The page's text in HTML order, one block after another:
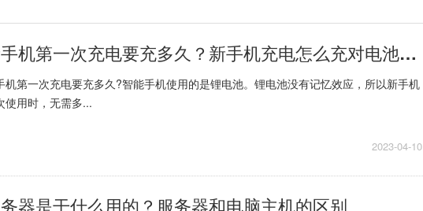
新手机第一次充电要充多久？新手机充电怎么充对电池好？
机第一次充电要充多久?智能手机使用的是锂电池。锂电池没有记忆效应，所以新手机
使用时，无需多...
2023-04-10
器是干什么用的？服务器和电脑主机的区别